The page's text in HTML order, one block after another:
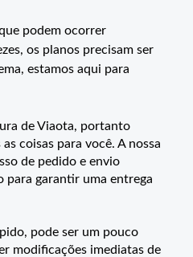
podem ocorrer
os planos precisam ser
estamos aqui para
de Viaota, portanto
coisas para você. A nossa
de pedido e envio
garantir uma entrega
pode ser um pouco
modificações imediatas de